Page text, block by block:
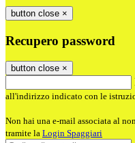
button close ×
Recupero password
button close ×
all'indirizzo indicato con le
Non hai una e-mail associata al
tramite la Login Spaggiari